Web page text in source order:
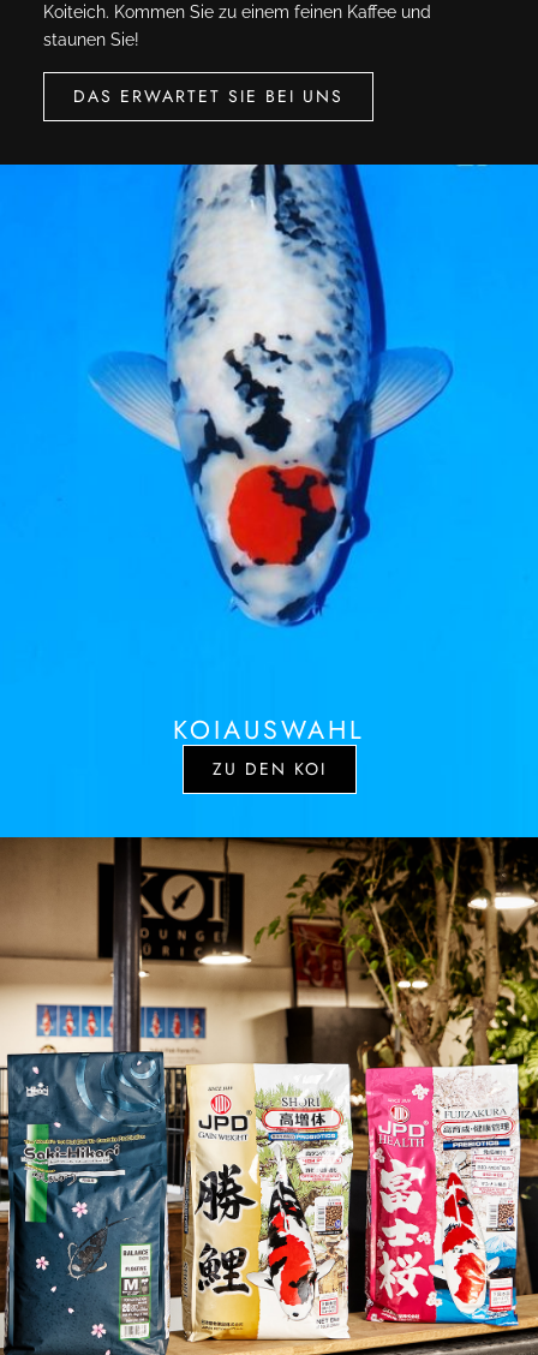
Koiteich. Kommen Sie zu einem feinen Kaffee und
staunen Sie!
DAS ERWARTET SIE BEI UNS
KOIAUSWAHL
ZU DEN KOI